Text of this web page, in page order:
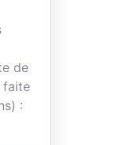
de
faite
: